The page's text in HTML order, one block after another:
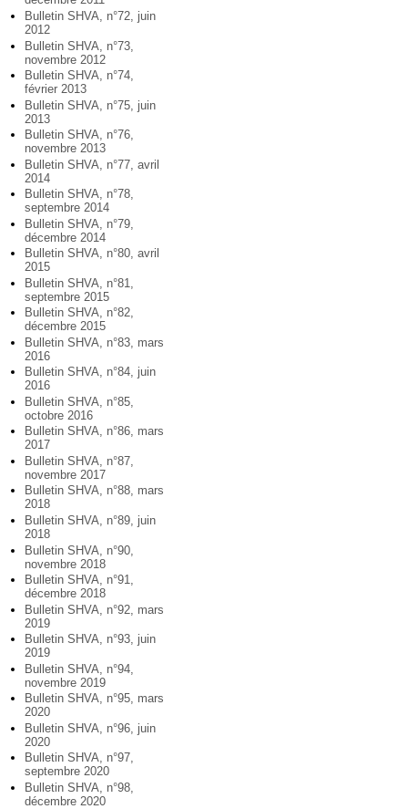
Bulletin SHVA, n°72, juin
2012
Bulletin SHVA, n°73,
novembre 2012
Bulletin SHVA, n°74,
février 2013
Bulletin SHVA, n°75, juin
2013
Bulletin SHVA, n°76,
novembre 2013
Bulletin SHVA, n°77, avril
2014
Bulletin SHVA, n°78,
septembre 2014
Bulletin SHVA, n°79,
décembre 2014
Bulletin SHVA, n°80, avril
2015
Bulletin SHVA, n°81,
septembre 2015
Bulletin SHVA, n°82,
décembre 2015
Bulletin SHVA, n°83, mars
2016
Bulletin SHVA, n°84, juin
2016
Bulletin SHVA, n°85,
octobre 2016
Bulletin SHVA, n°86, mars
2017
Bulletin SHVA, n°87,
novembre 2017
Bulletin SHVA, n°88, mars
2018
Bulletin SHVA, n°89, juin
2018
Bulletin SHVA, n°90,
novembre 2018
Bulletin SHVA, n°91,
décembre 2018
Bulletin SHVA, n°92, mars
2019
Bulletin SHVA, n°93, juin
2019
Bulletin SHVA, n°94,
novembre 2019
Bulletin SHVA, n°95, mars
2020
Bulletin SHVA, n°96, juin
2020
Bulletin SHVA, n°97,
septembre 2020
Bulletin SHVA, n°98,
décembre 2020